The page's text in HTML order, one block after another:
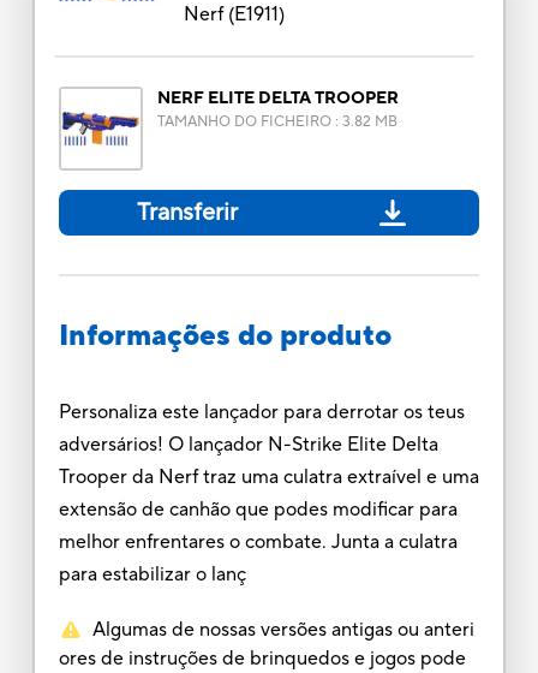
Nerf(E1911)
NERF ELITE DELTA TROOPER
TAMANHO DO FICHEIRO: 3.82 MB
Transferir
Informações do produto
Personaliza este lançador para derrotar os teus
adversários! O lançador N-Strike Elite Delta
Trooper da Nerf traz uma culatra extraível e uma
extensão de canhão que podes modificar para
melhor enfrentares o combate. Junta a culatra
para estabilizar o lanç
Algumas de nossas versões antigas ou anteri
ores de instruções de brinquedos e jogos pode